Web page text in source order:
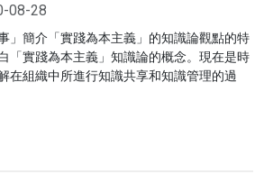
08-28
」簡介「實踐為本主義」的知識論觀點的特
「實踐為本主義」知識論的概念。現在是時
在組織中所進行知識共享和知識管理的過